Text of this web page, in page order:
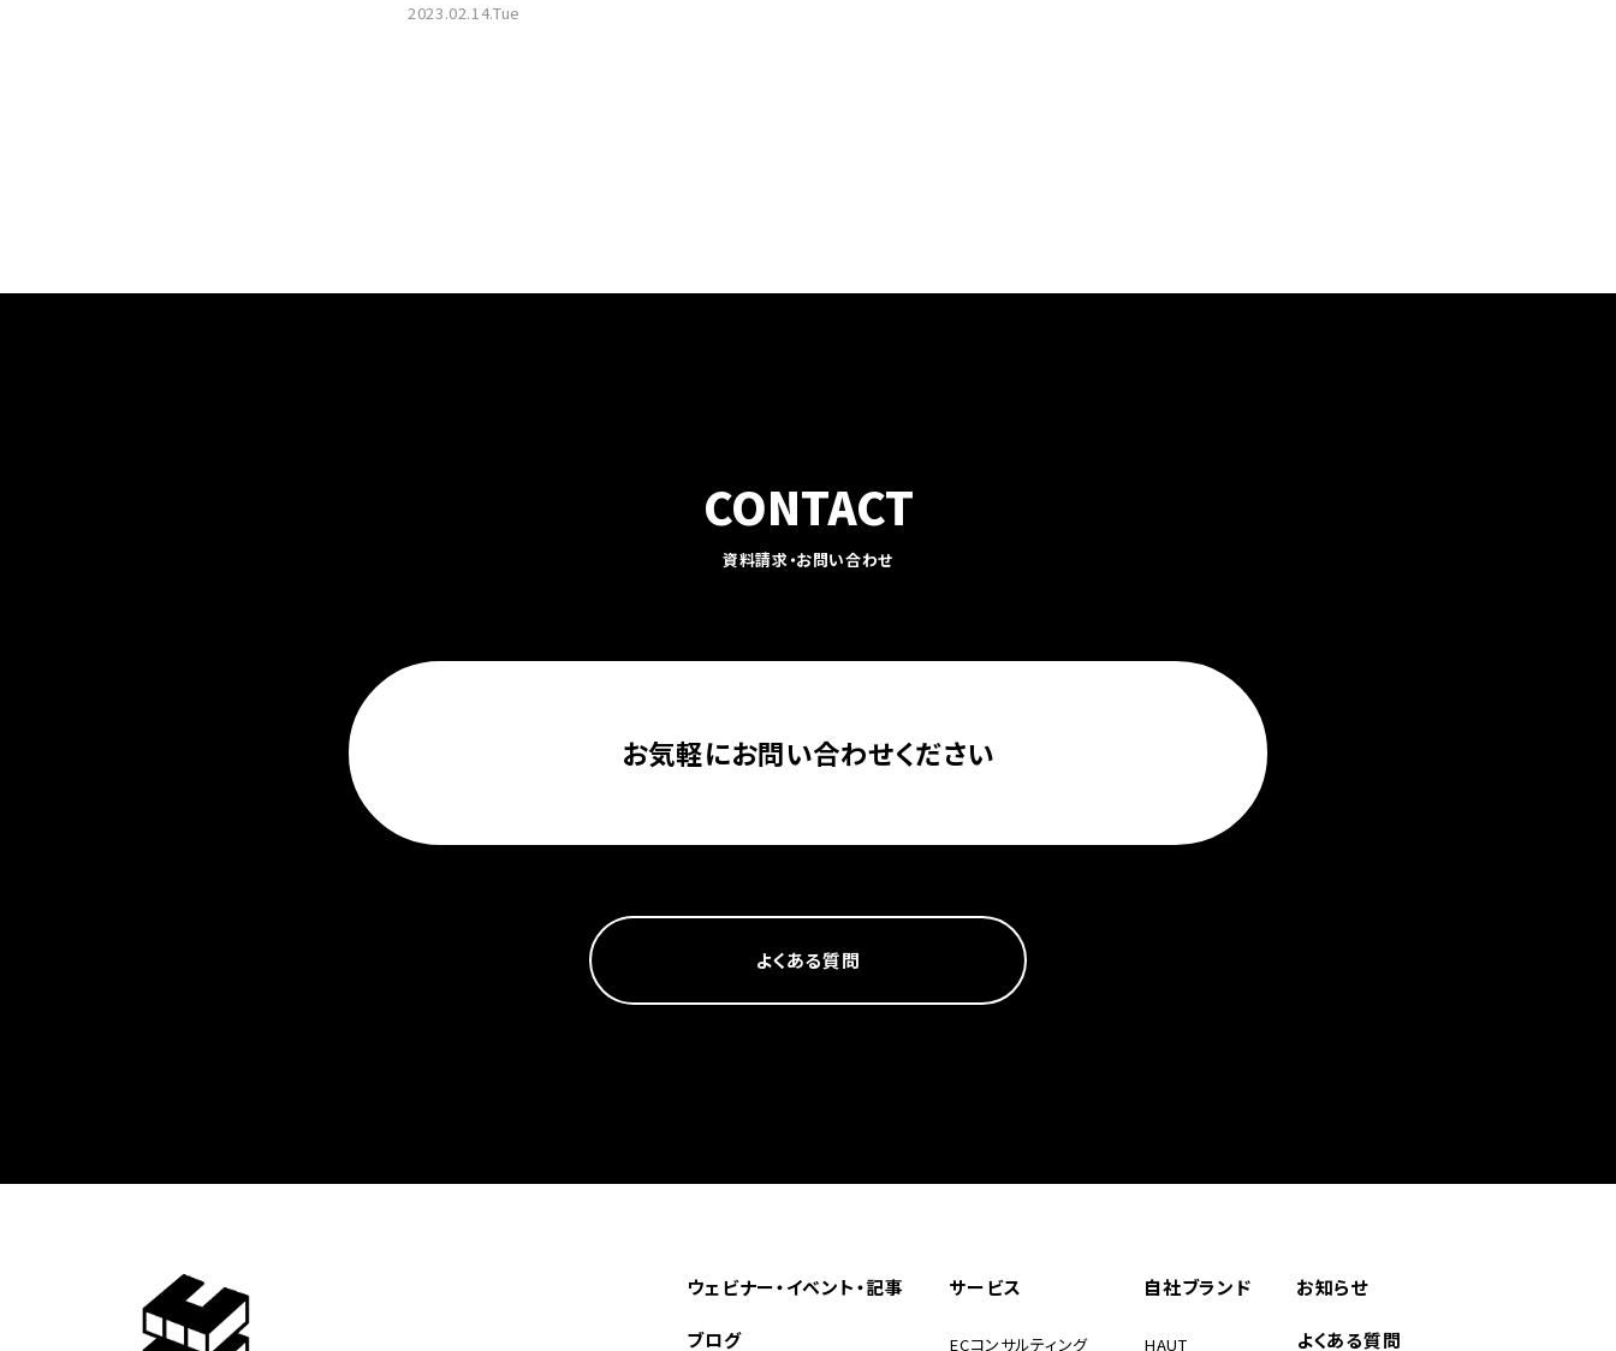
2023.02.14.Tue
CONTACT
資料請求・お問い合わせ
お気軽にお問い合わせください
よくある質問
ウェビナー・イベント・記事
ブログ
サービス
ECコンサルティング
自社ブランド
HAUT
お知らせ
よくある質問